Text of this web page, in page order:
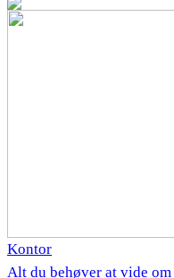
Kontor
Alt du behøver at vide